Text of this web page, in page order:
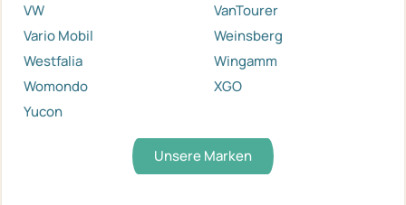
VW
VanTourer
Vario Mobil
Weinsberg
Westfalia
Wingamm
Womondo
XGO
Yucon
Unsere Marken